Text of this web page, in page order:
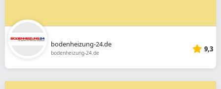
bodenheizung-24.de
bodenheizung-24.de 9,3